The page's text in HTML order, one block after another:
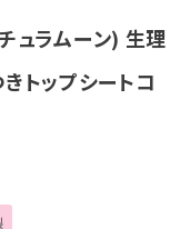
ラムーン) 生理
トップシートコ